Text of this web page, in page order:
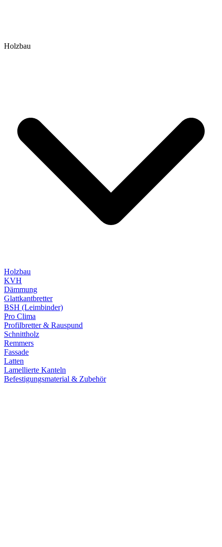
Holzbau
Holzbau
KVH
Dämmung
Glattkantbretter
BSH (Leimbinder)
Pro Clima
Profilbretter & Rauspund
Schnittholz
Remmers
Fassade
Latten
Lamellierte Kanteln
Befestigungsmaterial & Zubehör